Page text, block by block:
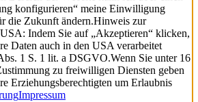
konfigurieren“ meine Einwilligung
die Zukunft ändern.Hinweis zur
Indem Sie auf „Akzeptieren“ klicken,
Daten auch in den USA verarbeitet
1 S. 1 lit. a DSGVO.Wenn Sie unter 16
zu freiwilligen Diensten geben
Erziehungsberechtigten um Erlaubnis
Impressum